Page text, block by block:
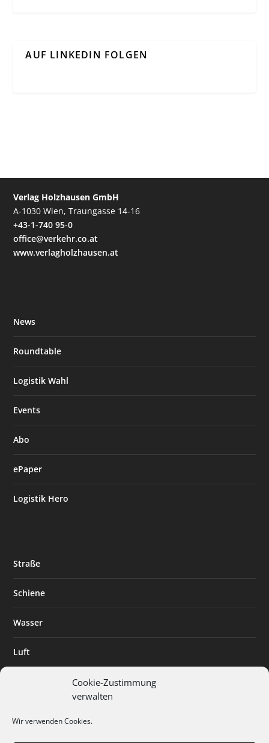
Cookie-Zustimmung
verwalten
Wir verwenden Cookies.
AUF LINKEDIN FOLGEN
Verlag Holzhausen GmbH
A-1030 Wien, Traungasse 14-16
+43-1-740 95-0
office@verkehr.co.at
www.verlagholzhausen.at
News
Roundtable
Logistik Wahl
Events
Abo
ePaper
Logistik Hero
Straße
Schiene
Wasser
Luft
Digitalisierung